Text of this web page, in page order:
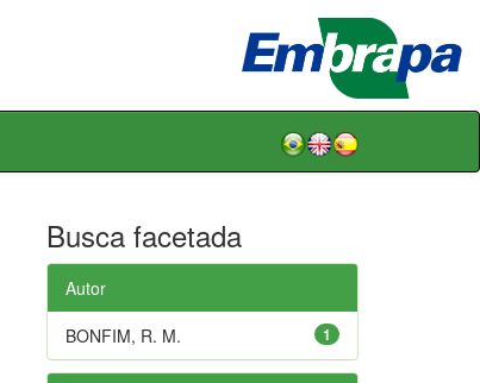
Busca facetada
Autor
1
BONFIM, R. M.